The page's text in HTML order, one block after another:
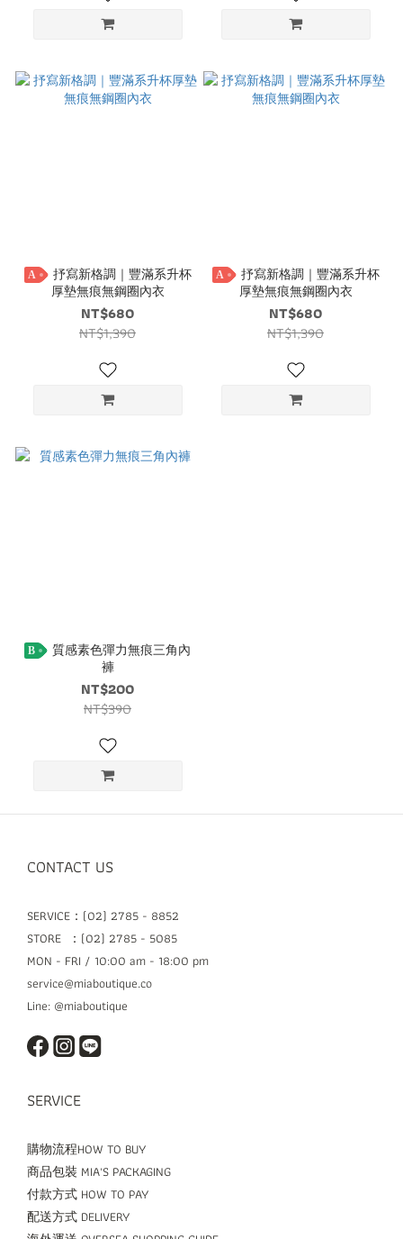
A
厚墊無痕無鋼圈內衣
NT$680
NT$1,390
A
厚墊無痕無鋼圈內衣
NT$680
NT$1,390
B
褲
NT$200
NT$390
CONTACT US
SERVICE：(02) 2785 - 8852
STORE ：(02) 2785 - 5085
MON - FRI / 10:00 am - 18:00 pm
service@miaboutique.co
Line: @miaboutique
SERVICE
購物流程HOW TO BUY
商品包裝 MIA'S PACKAGING
付款方式 HOW TO PAY
配送方式 DELIVERY